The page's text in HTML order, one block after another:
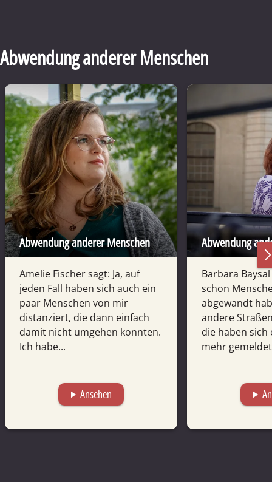
Abwendung anderer Menschen
Abwendung anderer Menschen
Amelie Fischer sagt: Ja, auf
jeden Fall haben sich auch ein
paar Menschen von mir
distanziert, die dann einfach
damit nicht umgehen konnten.
Ich habe...
play_arrow Ansehen
Abwendung
Barbara
schon
abgewandt
andere
die haben
mehr
play_arrow